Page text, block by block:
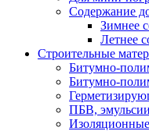
Содержание
Зимнее
Летнее
Строительные
Битумно-
Битумно-
ПБВ,